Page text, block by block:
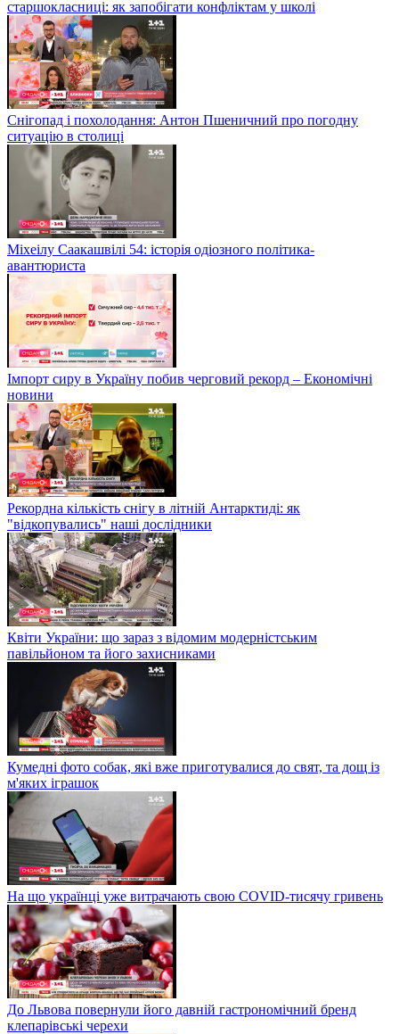
старшокласниці: як запобігати конфліктам у школі
Снігопад і похолодання: Антон Пшеничний про погодну
ситуацію в столиці
Міхеілу Саакашвілі 54: історія одіозного політика-
авантюриста
Імпорт сиру в Україну побив черговий рекорд – Економічні
новини
Рекордна кількість снігу в літній Антарктиді: як
"відкопувались" наші дослідники
Квіти України: що зараз з відомим модерністським
павільйоном та його захисниками
Кумедні фото собак, які вже приготувалися до свят, та дощ із
м'яких іграшок
На що українці уже витрачають свою COVID-тисячу гривень
До Львова повернули його давній гастрономічний бренд
клепарівські черехи